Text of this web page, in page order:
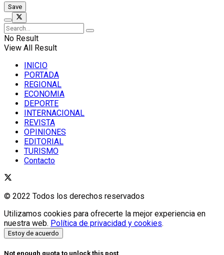
No Result
View All Result
INICIO
PORTADA
REGIONAL
ECONOMIA
DEPORTE
INTERNACIONAL
REVISTA
OPINIONES
EDITORIAL
TURISMO
Contacto
© 2022 Todos los derechos reservados
Utilizamos cookies para ofrecerte la mejor experiencia en
nuestra web. Política de privacidad y cookies.
Estoy de acuerdo
Not enough quota to unlock this post